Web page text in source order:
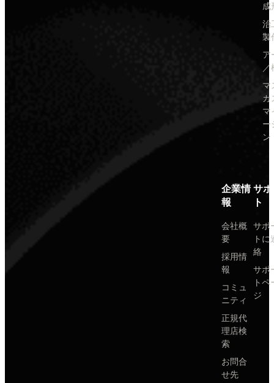
成
治
製
ア
／
マ
カ
マ
ー
ン
企業情
報
会社概
要
採用情
報
コミュ
ニティ
正規代
理店検
索
お問合
せ先
サ
ト
サポ
トに
絡
サポ
トペ
ジ